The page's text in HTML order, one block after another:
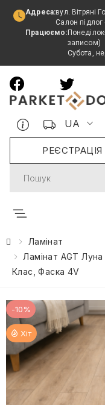
Адреса:вул. Вітряні
Салон
Працюємо:
записом)
Субота,
UA
РЕЄСТРАЦІЯ
Search
Ламінат
Ламінат AGT
Клас, Фаска 4V
-10%
Хіт